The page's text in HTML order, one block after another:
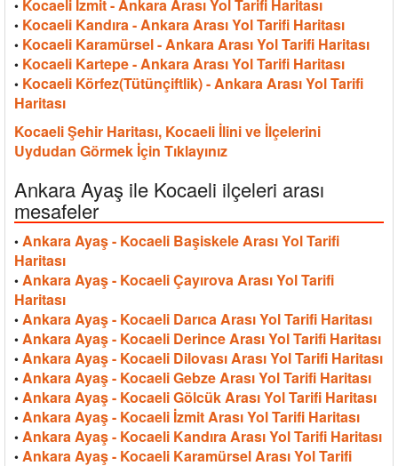
• Kocaeli İzmit - Ankara Arası Yol Tarifi Haritası
• Kocaeli Kandıra - Ankara Arası Yol Tarifi Haritası
• Kocaeli Karamürsel - Ankara Arası Yol Tarifi Haritası
• Kocaeli Kartepe - Ankara Arası Yol Tarifi Haritası
• Kocaeli Körfez(Tütünçiftlik) - Ankara Arası Yol Tarifi
Haritası
Kocaeli Şehir Haritası, Kocaeli İlini ve İlçelerini
Uydudan Görmek İçin Tıklayınız
Ankara Ayaş ile Kocaeli ilçeleri arası
mesafeler
• Ankara Ayaş - Kocaeli Başiskele Arası Yol Tarifi
Haritası
• Ankara Ayaş - Kocaeli Çayırova Arası Yol Tarifi
Haritası
• Ankara Ayaş - Kocaeli Darıca Arası Yol Tarifi Haritası
• Ankara Ayaş - Kocaeli Derince Arası Yol Tarifi Haritası
• Ankara Ayaş - Kocaeli Dilovası Arası Yol Tarifi Haritası
• Ankara Ayaş - Kocaeli Gebze Arası Yol Tarifi Haritası
• Ankara Ayaş - Kocaeli Gölcük Arası Yol Tarifi Haritası
• Ankara Ayaş - Kocaeli İzmit Arası Yol Tarifi Haritası
• Ankara Ayaş - Kocaeli Kandıra Arası Yol Tarifi Haritası
• Ankara Ayaş - Kocaeli Karamürsel Arası Yol Tarifi